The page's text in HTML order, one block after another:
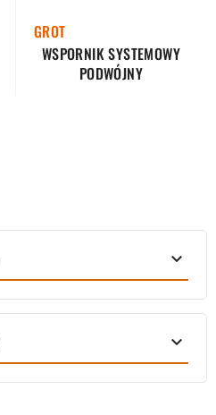
GROT
WSPORNIK SYSTEMOWY
PODWÓJNY

